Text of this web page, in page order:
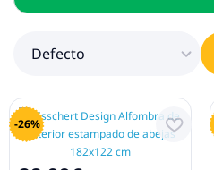
Defecto
-26%